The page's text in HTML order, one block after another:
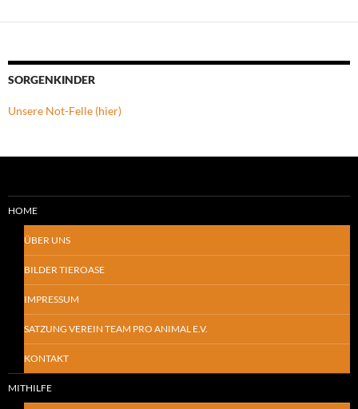
SORGENKINDER
Unsere Not-Felle (hier)
HOME
ÜBER UNS
BILDER TIEROASE
IMPRESSUM
SATZUNG VEREIN TEAM PRO ANIMAL E.V.
KONTAKT
MITHILFE